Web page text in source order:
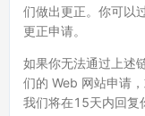
们做出更正。你可以
更正申请。
如果你无法通过上述
们的 Web 网站申请
我们将在15天内回复